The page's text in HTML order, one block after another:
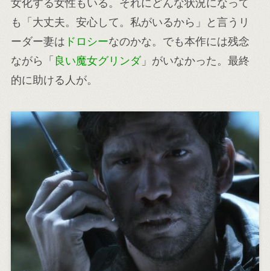
女化する女性もいる。それにどんな状況になって
も「大丈夫。安心して。私がいるから」と言うリ
ーダー妻は ドロシーなのかな。でも本作には残念
ながら「 良い魔女グリンダ」がいなかった。最終
的に助ける人が。